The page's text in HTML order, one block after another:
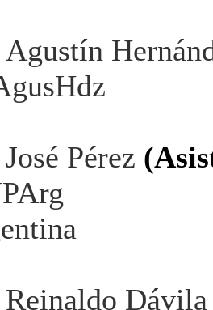
Agustín
José Pérez
Reinaldo Dávila